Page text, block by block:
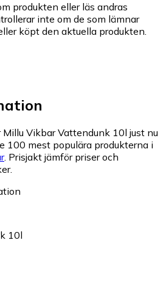
produkten eller läs andras
inte om de som lämnar
köpt den aktuella produkten.
Vikbar Vattendunk 10l just nu
100 mest populära produkterna i
. Prisjakt jämför priser och
10l